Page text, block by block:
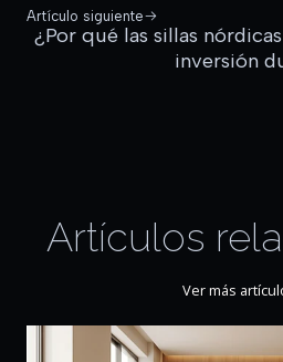
Artículo siguiente
¿Por qué las sillas
inversión
Artículos
Ver más